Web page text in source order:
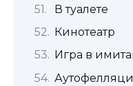
В туалете
Кинотеатр
Игра в